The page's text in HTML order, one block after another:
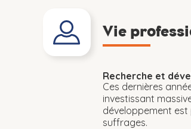
Vie
Recherche et
Ces dernières
investissant
développement est
suffrages.